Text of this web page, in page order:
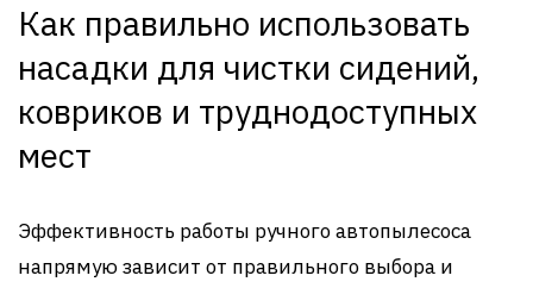
Как правильно использовать
насадки для чистки сидений,
ковриков и труднодоступных
мест
Эффективность работы ручного автопылесоса
напрямую зависит от правильного выбора и